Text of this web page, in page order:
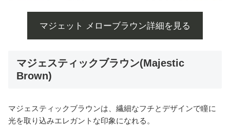
マジェット メローブラウン詳細を見る
マジェスティックブラウン(Majestic
Brown)
マジェスティックブラウンは、繊細なフチとデザインで瞳に
光を取り込みエレガントな印象になれる。